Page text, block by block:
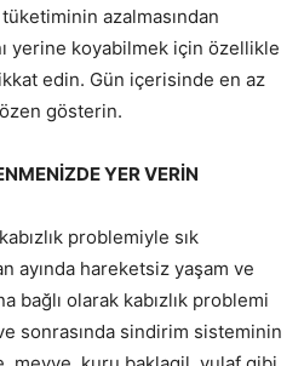
tüketiminin azalmasından
yerine koyabilmek için özellikle
edin. Gün içerisinde en az
gösterin.
YER VERİN
problemiyle sık
ayında hareketsiz yaşam ve
bağlı olarak kabızlık problemi
sonrasında sindirim sisteminin